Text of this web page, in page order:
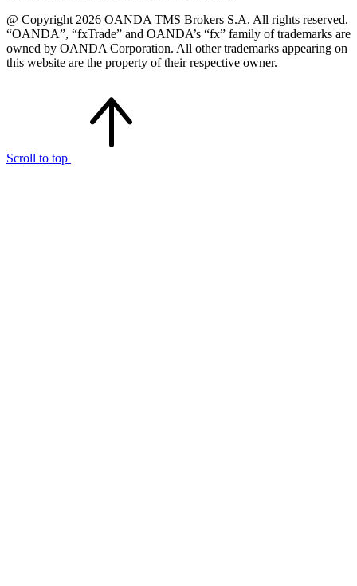
@ Copyright 2026 OANDA TMS Brokers S.A. All rights reserved.
“OANDA”, “fxTrade” and OANDA’s “fx” family of trademarks are
owned by OANDA Corporation. All other trademarks appearing on
this website are the property of their respective owner.
Scroll to top